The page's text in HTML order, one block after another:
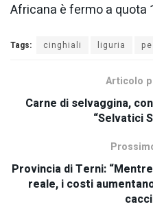
Africana è fermo a quota
Tags: cinghiali liguria
Articolo
Carne di selvaggina,
“Selvatici
Provincia di Terni:
reale, i costi